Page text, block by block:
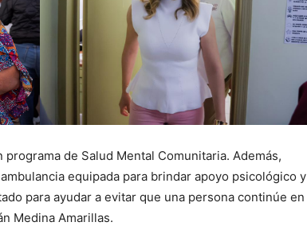
de Salud Mental Comunitaria. Además,
equipada para brindar apoyo psicológico y
para ayudar a evitar que una persona continúe en
Medina Amarillas.